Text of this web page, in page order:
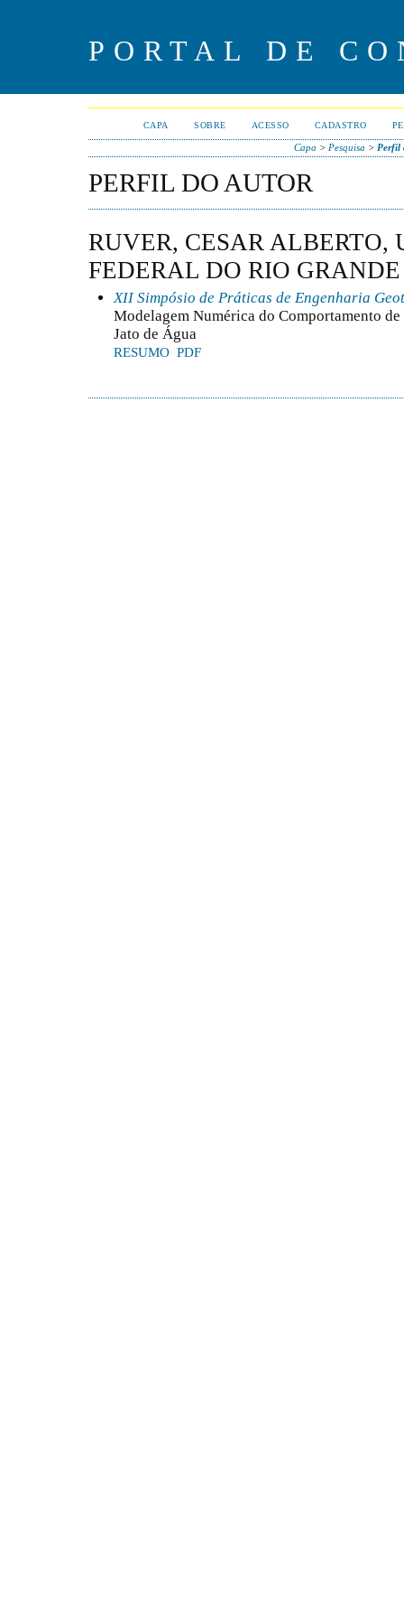
PORTAL DE
CAPA SOBRE ACESSO CADASTRO
Capa > Pesquisa > Perfil
PERFIL DO AUTOR
RUVER, CESAR ALBERTO,
FEDERAL DO RIO
XII Simpósio de Práticas de Engenharia
Modelagem Numérica do Comportamento
Jato de Água
RESUMO PDF